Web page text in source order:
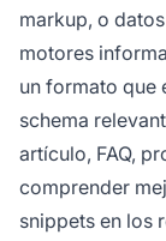
markup, o
motores
un formato que
schema
artículo, FAQ,
comprender
snippets en los